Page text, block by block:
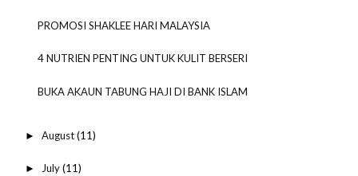
PROMOSI SHAKLEE HARI MALAYSIA
4 NUTRIEN PENTING UNTUK KULIT BERSERI
BUKA AKAUN TABUNG HAJI DI BANK ISLAM
► August(11)
► July(11)